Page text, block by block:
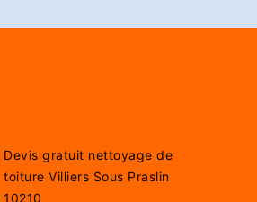
Devis gratuit nettoyage de
toiture Villiers Sous Praslin
10210